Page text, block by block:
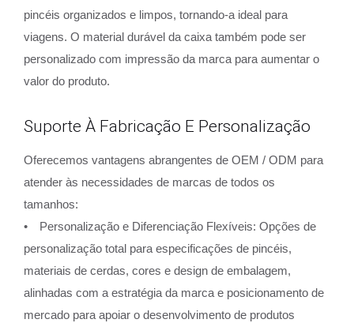
pincéis organizados e limpos, tornando-a ideal para
viagens. O material durável da caixa também pode ser
personalizado com impressão da marca para aumentar o
valor do produto.
Suporte À Fabricação E Personalização
Oferecemos vantagens abrangentes de OEM / ODM para
atender às necessidades de marcas de todos os
tamanhos:
• Personalização e Diferenciação Flexíveis: Opções de
personalização total para especificações de pincéis,
materiais de cerdas, cores e design de embalagem,
alinhadas com a estratégia da marca e posicionamento de
mercado para apoiar o desenvolvimento de produtos